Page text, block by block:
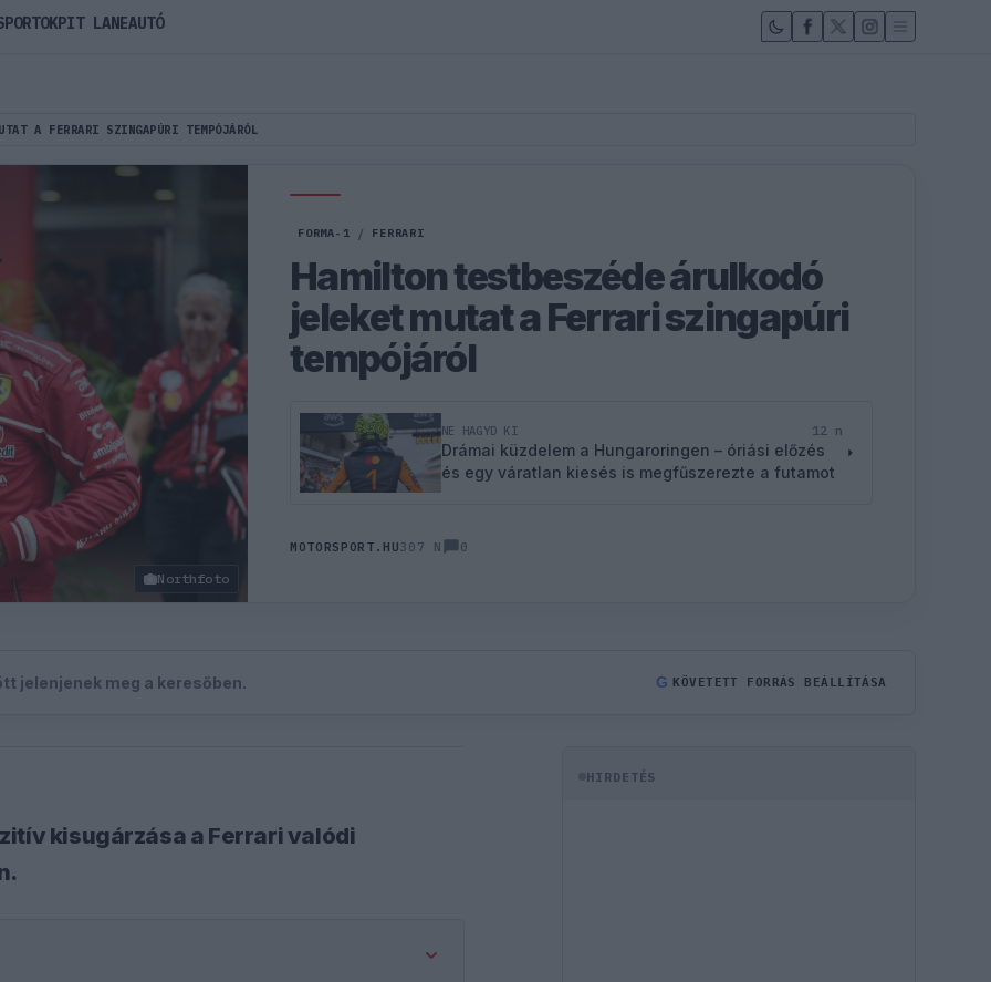
A FERRARI SZINGAPÚRI TEMPÓJÁRÓL
Northfoto
FORMA-1 / FERRARI
Hamilton testbeszéde árulkodó
jeleket mutat a Ferrari szingapúri
tempójáról
NE HAGYD KI 12 n
Drámai küzdelem a Hungaroringen – óriási előzés
és egy váratlan kiesés is megfűszerezte a futamot
MOTORSPORT.HU307 N 0
jelenjenek meg a keresőben. G KÖVETETT FORRÁS BEÁLLÍTÁSA
kisugárzása a Ferrari valódi
HIRDETÉS
PIT LANEAUTÓ